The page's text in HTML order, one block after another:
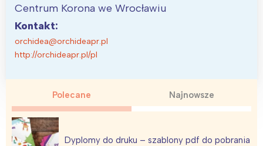
Centrum Korona we Wrocławiu
Kontakt:
orchidea@orchideapr.pl
http://orchideapr.pl/pl
Polecane Najnowsze
Dyplomy do druku – szablony pdf do pobrania